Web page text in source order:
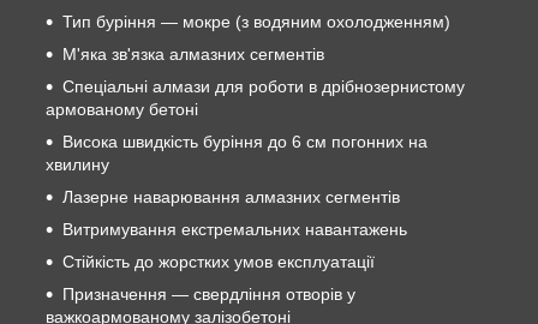
Тип буріння — мокре (з водяним охолодженням)
М'яка зв'язка алмазних сегментів
Спеціальні алмази для роботи в дрібнозернистому
армованому бетоні
Висока швидкість буріння до 6 см погонних на
хвилину
Лазерне наварювання алмазних сегментів
Витримування екстремальних навантажень
Стійкість до жорстких умов експлуатації
Призначення — свердління отворів у
важкоармованому залізобетоні